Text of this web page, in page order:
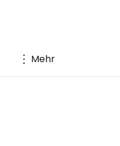
Mehr